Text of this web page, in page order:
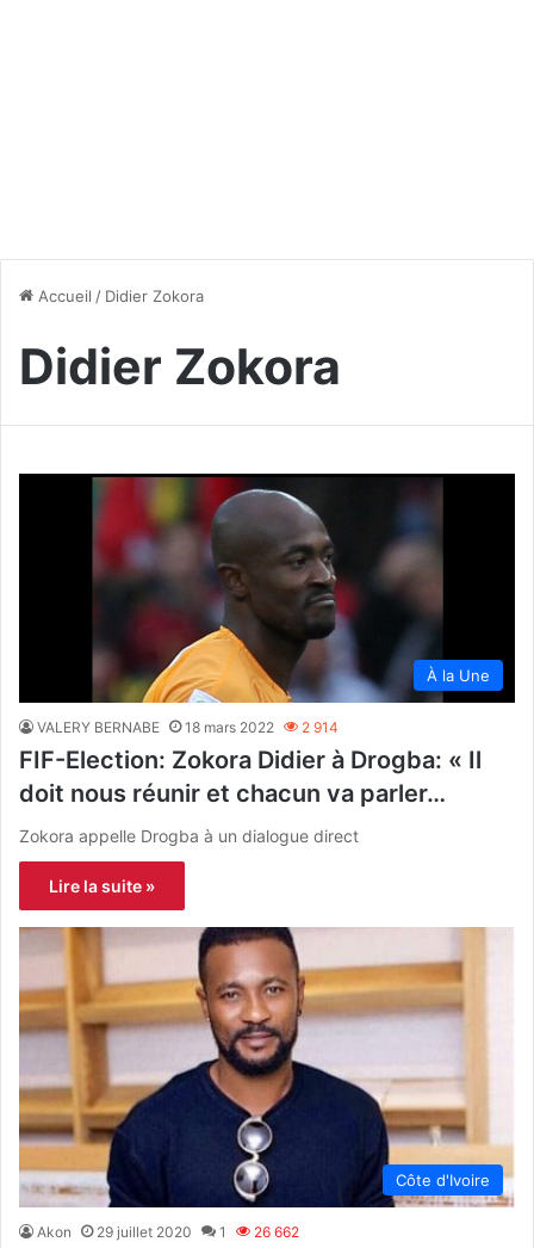
Accueil / Didier Zokora
Didier Zokora
À la Une
VALERY BERNABE 18 mars 2022 2 914
FIF-Election: Zokora Didier à Drogba: « Il
doit nous réunir et chacun va parler…
Zokora appelle Drogba à un dialogue direct
Lire la suite »
Côte d'Ivoire
Akon 29 juillet 2020 1 26 662